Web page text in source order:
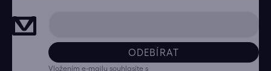
ODEBÍRAT
Vložením e-mailu souhlasíte s